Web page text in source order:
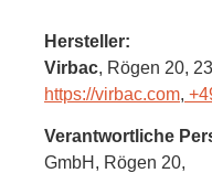
Hersteller:
Virbac, Rögen 20,
https://virbac.com,
Verantwortliche
GmbH, Rögen 20,